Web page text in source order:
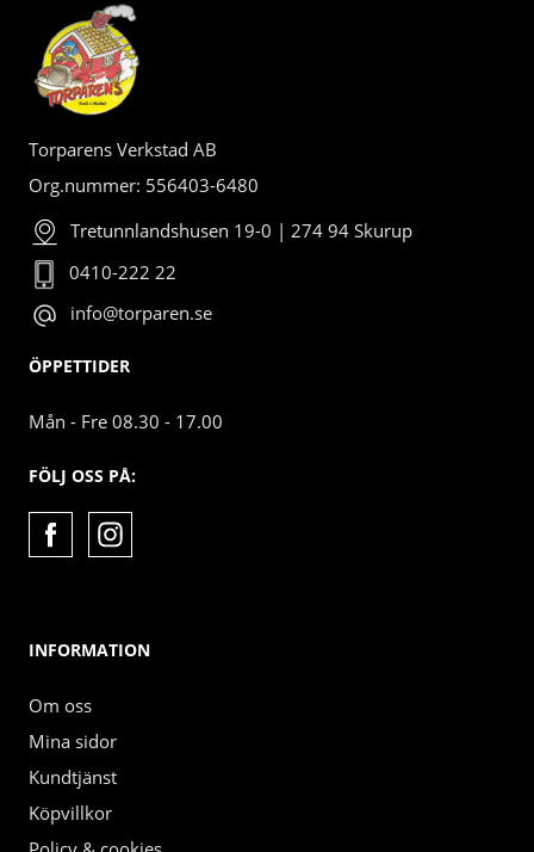
Torparens Verkstad AB
Org.nummer: 556403-6480
Tretunnlandshusen 19-0 | 274 94 Skurup
0410-222 22
info@torparen.se
ÖPPETTIDER
Mån - Fre 08.30 - 17.00
FÖLJ OSS PÅ:
INFORMATION
Om oss
Mina sidor
Kundtjänst
Köpvillkor